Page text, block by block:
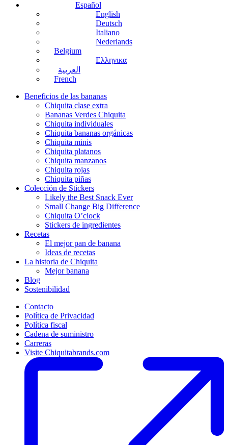
Español
English
Deutsch
Italiano
Nederlands
Belgium
Ελληνικα
العربية
French
Beneficios de las bananas
Chiquita clase extra
Bananas Verdes Chiquita
Chiquita individuales
Chiquita bananas orgánicas
Chiquita minis
Chiquita platanos
Chiquita manzanos
Chiquita rojas
Chiquita piñas
Colección de Stickers
Likely the Best Snack Ever
Small Change Big Difference
Chiquita O’clock
Stickers de ingredientes
Recetas
El mejor pan de banana
Ideas de recetas
La historia de Chiquita
Mejor banana
Blog
Sostenibilidad
Contacto
Política de Privacidad
Política fiscal
Cadena de suministro
Carreras
Visite Chiquitabrands.com